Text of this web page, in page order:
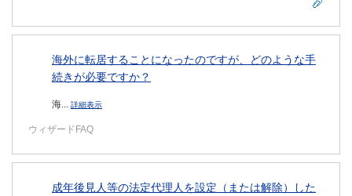
海外に転居することになったのですが、どのような手
続きが必要ですか？
海... 詳細表示
ウィザードFAQ
成年後見人等の法定代理人を設定（または解除）した